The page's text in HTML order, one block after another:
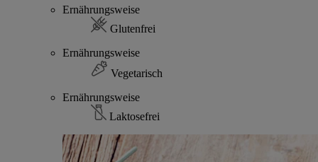
Ernährungsweise
Glutenfrei
Ernährungsweise
Vegetarisch
Ernährungsweise
Laktosefrei